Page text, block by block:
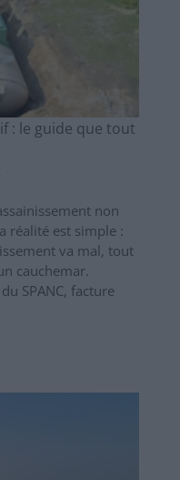
: le guide que tout
non
réalité est simple :
va mal, tout
cauchemar.
SPANC, facture